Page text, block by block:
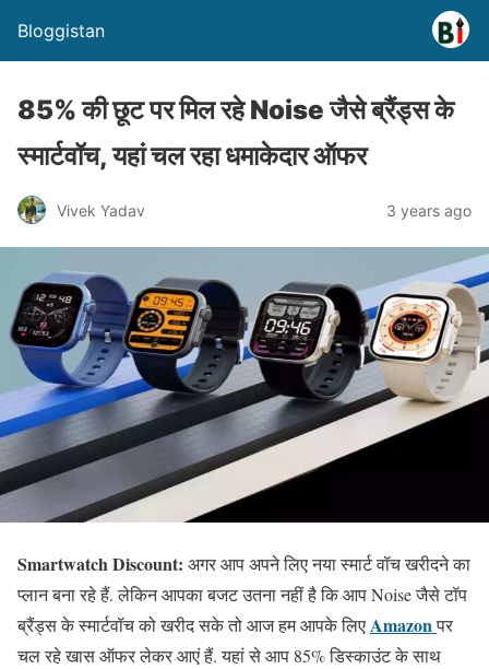
Bloggistan
85% की छूट पर मिल रहे Noise जैसे ब्रैंड्स के
स्मार्टवॉच, यहां चल रहा धमाकेदार ऑफर
Vivek Yadav 3 years ago
Smartwatch Discount: अगर आप अपने लिए नया स्मार्ट वॉच खरीदने का
प्लान बना रहे हैं. लेकिन आपका बजट उतना नहीं है कि आप Noise जैसे टॉप
ब्रैंड्स के स्मार्टवॉच को खरीद सके तो आज हम आपके लिएAmazonपर
चल रहे खास ऑफर लेकर आएं हैं. यहां से आप 85% डिस्काउंट के साथ